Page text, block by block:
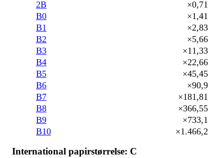
2B
×0,71
B0
×1,41
B1
×2,83
B2
×5,66
B3
×11,33
B4
×22,66
B5
×45,45
B6
×90,9
B7
×181,81
B8
×366,55
B9
×733,1
B10
×1.466,2
International papirstørrelse: C